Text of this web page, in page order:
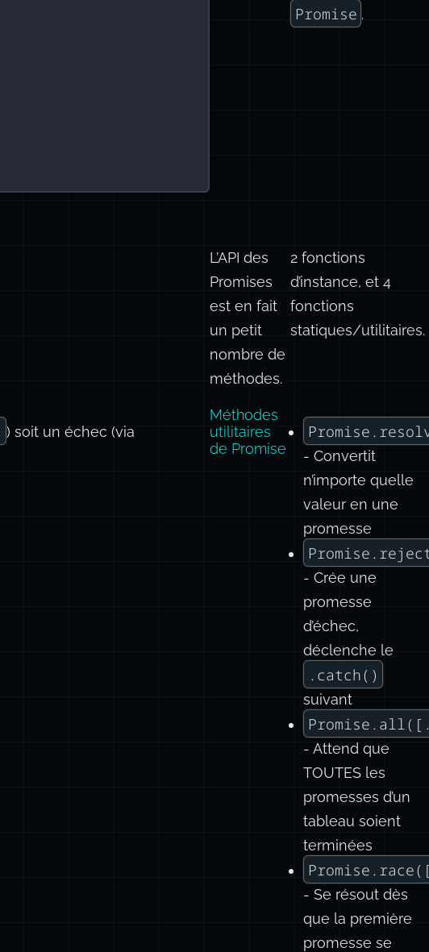
Promise .
L’API des
Promises
est en fait
un petit
nombre de
méthodes.
2 fonctions
d’instance, et 4
fonctions
statiques/utilitaires.
) soit un échec (via
Méthodes
utilitaires
de Promise
- Convertit
n’importe quelle
valeur en une
promesse
- Crée une
promesse
d’échec,
déclenche le
.catch()
suivant
- Attend que
TOUTES les
promesses d’un
tableau soient
terminées
- Se résout dès
que la première
promesse se